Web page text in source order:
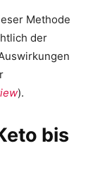
Methode
der
).
bis